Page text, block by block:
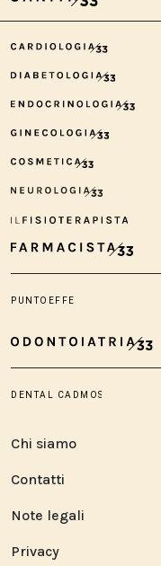
Chi siamo
Contatti
Note legali
Privacy